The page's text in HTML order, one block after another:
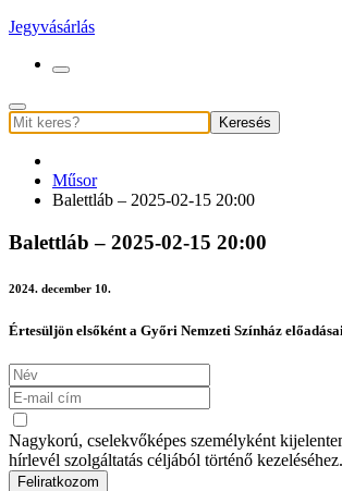
Jegyvásárlás
Keresés
Műsor
Balettláb – 2025-02-15 20:00
Balettláb – 2025-02-15 20:00
2024. december 10.
Értesüljön elsőként a Győri Nemzeti Színház
Nagykorú, cselekvőképes személyként
hírlevél szolgáltatás céljából történő kezeléséhez.
Feliratkozom